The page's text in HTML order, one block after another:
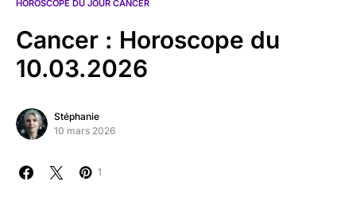
HOROSCOPE DU JOUR CANCER
Cancer : Horoscope du
10.03.2026
Stéphanie
10 mars 2026
1